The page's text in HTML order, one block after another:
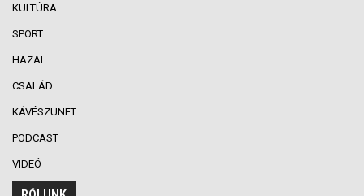
KULTÚRA
SPORT
HAZAI
CSALÁD
KÁVÉSZÜNET
PODCAST
VIDEÓ